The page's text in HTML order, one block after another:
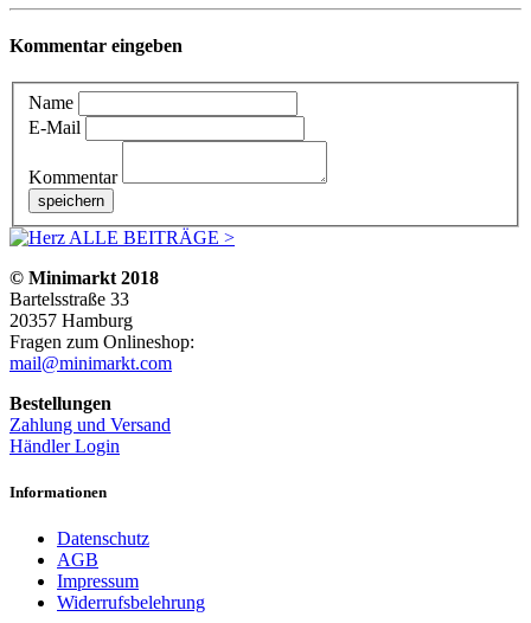
Kommentar eingeben
Name
E-Mail
Kommentar
ALLE BEITRÄGE >
© Minimarkt 2018
Bartelsstraße 33
20357 Hamburg
Fragen zum Onlineshop:
mail@minimarkt.com
Bestellungen
Zahlung und Versand
Händler Login
Informationen
Datenschutz
AGB
Impressum
Widerrufsbelehrung